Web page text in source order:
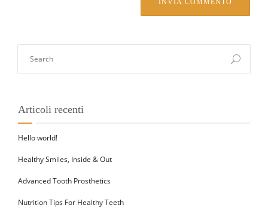
Articoli recenti
Hello world!
Healthy Smiles, Inside & Out
Advanced Tooth Prosthetics
Nutrition Tips For Healthy Teeth